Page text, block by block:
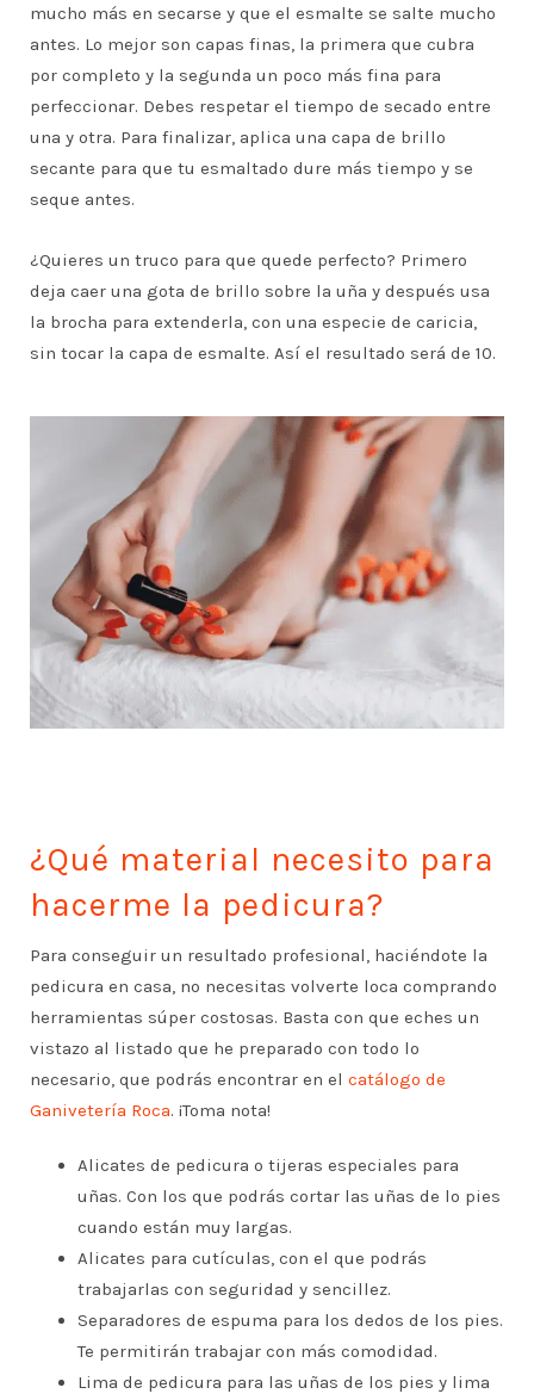
mucho más en secarse y que el esmalte se salte mucho
antes. Lo mejor son capas finas, la primera que cubra
por completo y la segunda un poco más fina para
perfeccionar. Debes respetar el tiempo de secado entre
una y otra. Para finalizar, aplica una capa de brillo
secante para que tu esmaltado dure más tiempo y se
seque antes.
¿Quieres un truco para que quede perfecto? Primero
deja caer una gota de brillo sobre la uña y después usa
la brocha para extenderla, con una especie de caricia,
sin tocar la capa de esmalte. Así el resultado será de 10.
¿Qué material necesito para
hacerme la pedicura?
Para conseguir un resultado profesional, haciéndote la
pedicura en casa, no necesitas volverte loca comprando
herramientas súper costosas. Basta con que eches un
vistazo al listado que he preparado con todo lo
necesario, que podrás encontrar en el catálogo de
Ganivetería Roca. ¡Toma nota!
Alicates de pedicura o tijeras especiales para
uñas. Con los que podrás cortar las uñas de lo pies
cuando están muy largas.
Alicates para cutículas, con el que podrás
trabajarlas con seguridad y sencillez.
Separadores de espuma para los dedos de los pies.
Te permitirán trabajar con más comodidad.
Lima de pedicura para las uñas de los pies y lima